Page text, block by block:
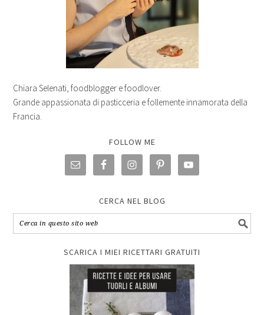
Chiara Selenati, foodblogger e foodlover.
Grande appassionata di pasticceria e follemente innamorata della
Francia.
FOLLOW ME
CERCA NEL BLOG
SCARICA I MIEI RICETTARI GRATUITI